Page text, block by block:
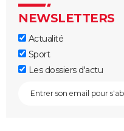
NEWSLETTERS
Actualité
Sport
Les dossiers d'actu